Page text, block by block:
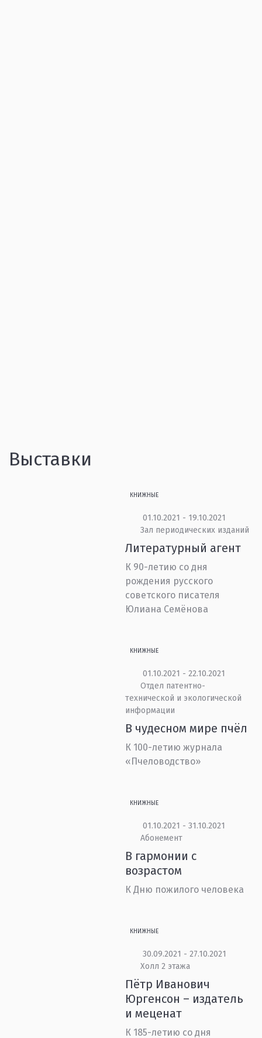
Выставки
КНИЖНЫЕ
01.10.2021 - 19.10.2021
Зал периодических изданий
Литературный агент
К 90-летию со дня
рождения русского
советского писателя
Юлиана Семёнова
КНИЖНЫЕ
01.10.2021 - 22.10.2021
Отдел патентно-
технической и экологической
информации
В чудесном мире пчёл
К 100-летию журнала
«Пчеловодство»
КНИЖНЫЕ
01.10.2021 - 31.10.2021
Абонемент
В гармонии с
возрастом
К Дню пожилого человека
КНИЖНЫЕ
30.09.2021 - 27.10.2021
Холл 2 этажа
Пётр Иванович
Юргенсон – издатель
и меценат
К 185-летию со дня